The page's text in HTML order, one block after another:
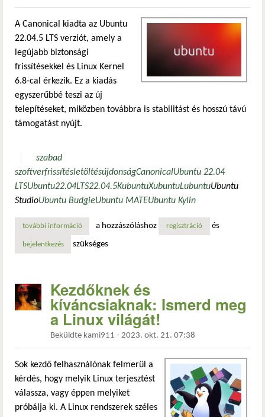
A Canonical kiadta az Ubuntu
22.04.5 LTS verziót, amely a
legújabb biztonsági
frissítésekkel és Linux Kernel
6.8-cal érkezik. Ez a kiadás
egyszerűbbé teszi az új
telepítéseket, miközben továbbra is stabilitást és hosszú távú
támogatást nyújt.
szabad
szoftverfrissítésletöltésújdonságCanonicalUbuntu 22.04
LTSUbuntu22.04LTS22.04.5KubuntuXubuntuLubuntuUbuntu
StudioUbuntu BudgieUbuntu MATEUbuntu Kylin
további információubuntu 22.04.5 lts: újabb pontkiadás linux kernel 6.8-cal
a hozzászóláshoz regisztráció és
bejelentkezés szükséges
Kezdőknek és
kíváncsiaknak: Ismerd meg
a Linux világát!
Beküldte kami911 - 2023. okt. 21. 07:38
Sok kezdő felhasználónak felmerül a
kérdés, hogy melyik Linux terjesztést
válassza, vagy éppen melyiket
próbálja ki. A Linux rendszerek széles